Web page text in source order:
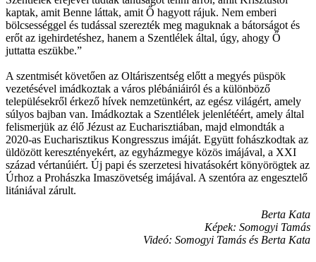
kaptak, amit Benne láttak, amit Ő hagyott rájuk. Nem emberi
bölcsességgel és tudással szerezték meg maguknak a bátorságot és
erőt az igehirdetéshez, hanem a Szentlélek által, úgy, ahogy Ő
juttatta eszükbe.”
A szentmisét követően az Oltáriszentség előtt a megyés püspök
vezetésével imádkoztak a város plébániáiról és a különböző
településekről érkező hívek nemzetünkért, az egész világért, amely
súlyos bajban van. Imádkoztak a Szentlélek jelenlétéért, amely által
felismerjük az élő Jézust az Eucharisztiában, majd elmondták a
2020-as Eucharisztikus Kongresszus imáját. Együtt fohászkodtak az
üldözött keresztényekért, az egyházmegye közös imájával, a XXI
század vértanúiért. Új papi és szerzetesi hivatásokért könyörögtek az
Úrhoz a Prohászka Imaszövetség imájával. A szentóra az engesztelő
litániával zárult.
Berta Kata
Képek: Somogyi Tamás
Videó: Somogyi Tamás és Berta Kata